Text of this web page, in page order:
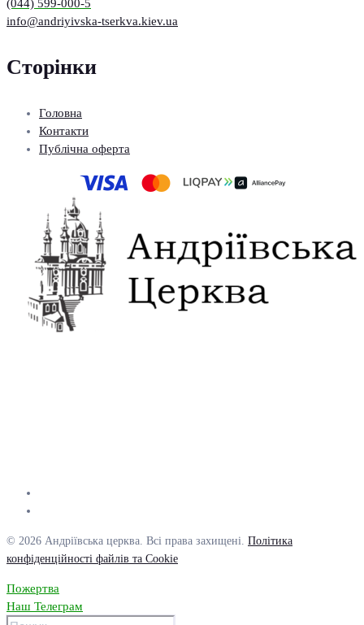
(044) 599-000-5
info@andriyivska-tserkva.kiev.ua
Сторінки
Головна
Контакти
Публічна оферта
© 2026 Андріївська церква. Всі права захищені. Політика
конфіденційності файлів та Cookie
Пожертва
Наш Телеграм